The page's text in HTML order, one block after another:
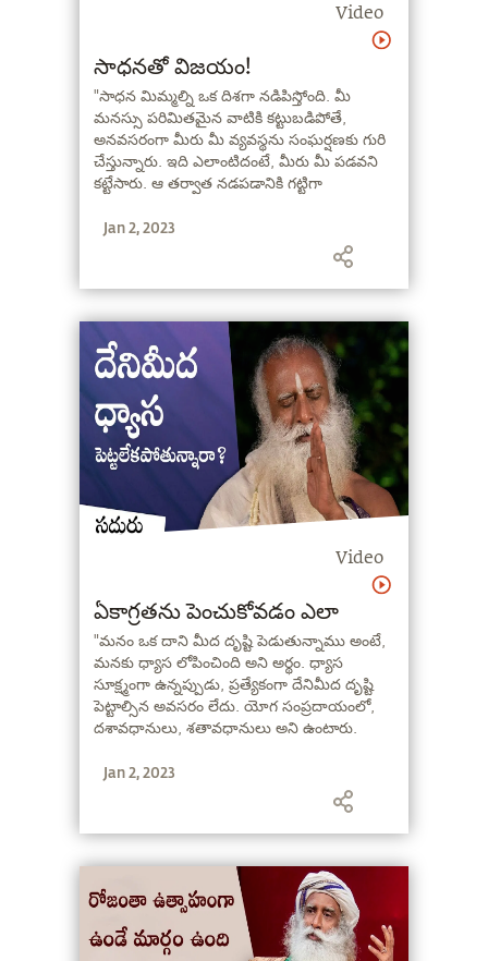
Video
సాధనతో విజయం!
"సాధన మిమ్మల్ని ఒక దిశగా నడిపిస్తోంది. మీ
మనస్సు పరిమితమైన వాటికి కట్టుబడిపోతే,
అనవసరంగా మీరు మీ వ్యవస్థను సంఘర్షణకు గురి
చేస్తున్నారు. ఇది ఎలాంటిదంటే, మీరు మీ పడవని
కట్టేసారు. ఆ తర్వాత నడపడానికి గట్టిగా
మీరు ఆ కట్టిన తాడును తీసేస్తే, మీరు తెడ్డు
వేయకపోయినా సరే, మెల్లిగా నది ఒరవడితో
అయినా సరే మీరు ముందుకు సాగుతారు" అని
అంటున్నారు సద్గురు.
Jan 2, 2023
Video
ఏకాగ్రతను పెంచుకోవడం ఎలా
"మనం ఒక దాని మీద దృష్టి పెడుతున్నాము అంటే,
మనకు ధ్యాస లోపించింది అని అర్థం. ధ్యాస
సూక్ష్మంగా ఉన్నప్పుడు, ప్రత్యేకంగా దేనిమీద దృష్టి
పెట్టాల్సిన అవసరం లేదు. యోగ సంప్రదాయంలో,
దశావధానులు, శతావధానులు అని ఉంటారు.
ఇంకొకరు, వంద పనులు ఒకేసారి చేయగలరు" అని
Jan 2, 2023